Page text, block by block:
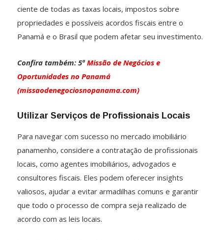
ciente de todas as taxas locais, impostos sobre
propriedades e possíveis acordos fiscais entre o
Panamá e o Brasil que podem afetar seu investimento.
Confira também: 5ªMissão de Negócios e
Oportunidades no Panamá
(missaodenegociosnopanama.com)
Utilizar Serviços de Profissionais Locais
Para navegar com sucesso no mercado imobiliário
panamenho, considere a contratação de profissionais
locais, como agentes imobiliários, advogados e
consultores fiscais. Eles podem oferecer insights
valiosos, ajudar a evitar armadilhas comuns e garantir
que todo o processo de compra seja realizado de
acordo com as leis locais.